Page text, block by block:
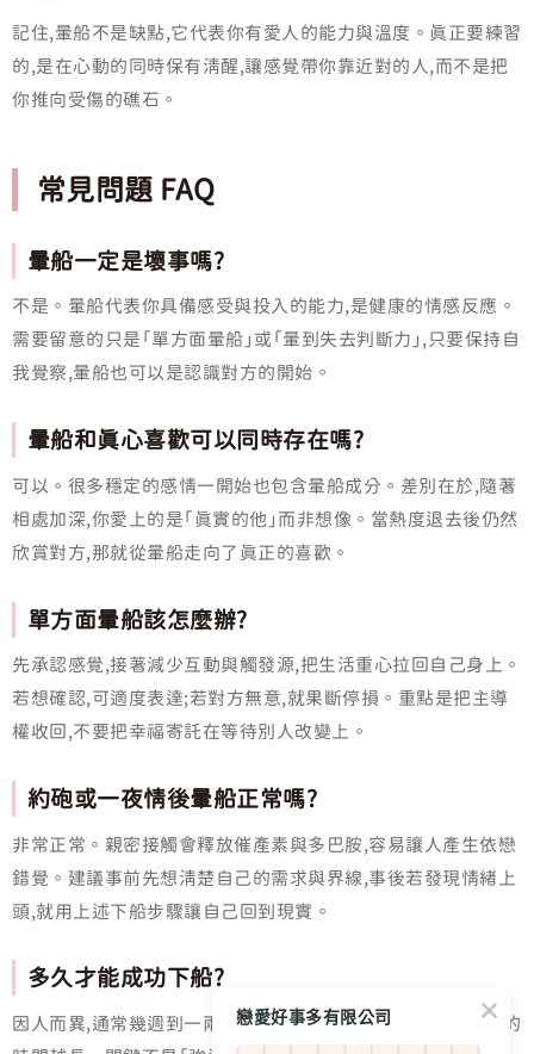
記住,暈船不是缺點,它代表你有愛人的能力與溫度。真正要練習
的,是在心動的同時保有清醒,讓感覺帶你靠近對的人,而不是把
你推向受傷的礁石。
常見問題 FAQ
暈船一定是壞事嗎?
不是。暈船代表你具備感受與投入的能力,是健康的情感反應。
需要留意的只是「單方面暈船」或「暈到失去判斷力」,只要保持自
我覺察,暈船也可以是認識對方的開始。
暈船和真心喜歡可以同時存在嗎?
可以。很多穩定的感情一開始也包含暈船成分。差別在於,隨著
相處加深,你愛上的是「真實的他」而非想像。當熱度退去後仍然
欣賞對方,那就從暈船走向了真正的喜歡。
單方面暈船該怎麼辦?
先承認感覺,接著減少互動與觸發源,把生活重心拉回自己身上。
若想確認,可適度表達;若對方無意,就果斷停損。重點是把主導
權收回,不要把幸福寄託在等待別人改變上。
約砲或一夜情後暈船正常嗎?
非常正常。親密接觸會釋放催產素與多巴胺,容易讓人產生依戀
錯覺。建議事前先想清楚自己的需求與界線,事後若發現情緒上
頭,就用上述下船步驟讓自己回到現實。
多久才能成功下船?
因人而異,通常幾週到一兩個月。投入越深、互動越頻繁,需要的
戀愛好事多有限公司